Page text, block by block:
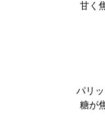
甘く
パリ
糖が